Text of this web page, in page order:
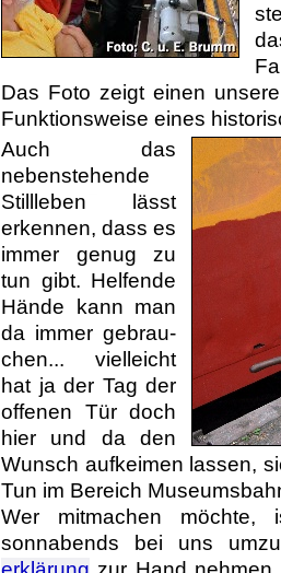
Das Foto zeigt einen
Funktionsweise eines
Auch das
nebenstehende
Still­leben lässt
erkennen, dass es
immer genug zu
tun gibt. Helfende
Hände kann man
da immer ge­brau­
chen... viel­leicht
hat ja der Tag der
offenen Tür doch
hier und da den
Wunsch auf­keimen lassen,
Tun im Bereich
Wer mitmachen möchte,
sonnabends bei uns